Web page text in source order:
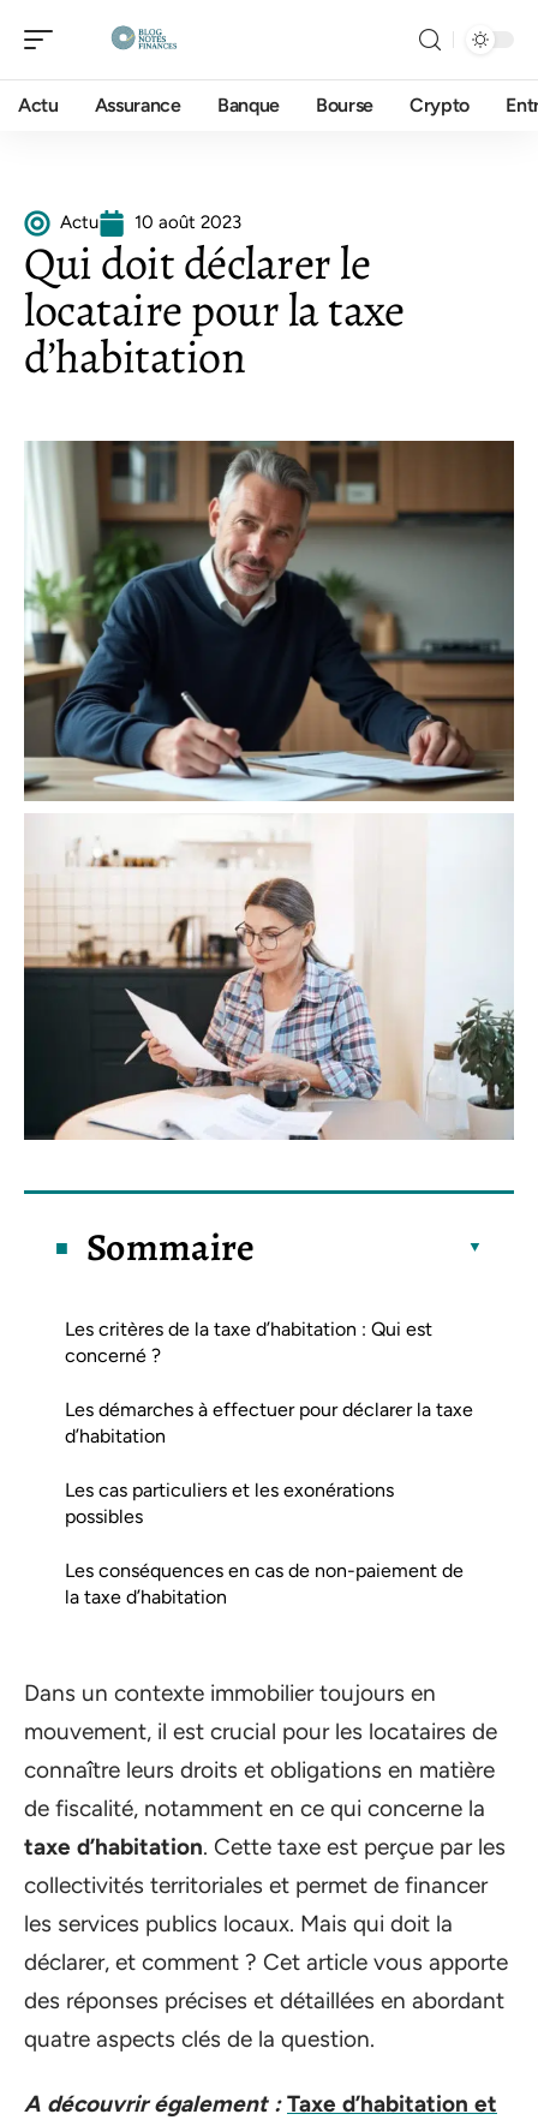
Actu Assurance Banque Bourse Crypto
Actu 10 août 2023
Qui doit déclarer le
locataire pour la taxe
d’habitation
Sommaire
Les critères de la taxe d’habitation : Qui est
concerné ?
Les démarches à effectuer pour déclarer la taxe
d’habitation
Les cas particuliers et les exonérations
possibles
Les conséquences en cas de non-paiement de
la taxe d’habitation
Dans un contexte immobilier toujours en
mouvement, il est crucial pour les locataires de
connaître leurs droits et obligations en matière
de fiscalité, notamment en ce qui concerne la
taxe d’habitation. Cette taxe est perçue par les
collectivités territoriales et permet de financer
les services publics locaux. Mais qui doit la
déclarer, et comment ? Cet article vous apporte
des réponses précises et détaillées en abordant
quatre aspects clés de la question.
A découvrir également : Taxe d’habitation et